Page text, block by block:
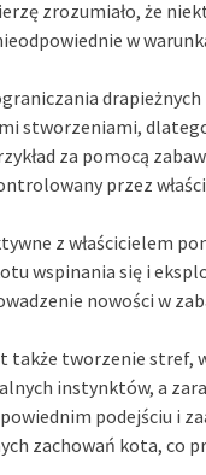
zrozumiało, że
w
stworzeniami,
za pomocą
przez
z właścicielem
wspinania się i
nowości w
także tworzenie stref,
instynktów, a
podejściu i
zachowań kota, co